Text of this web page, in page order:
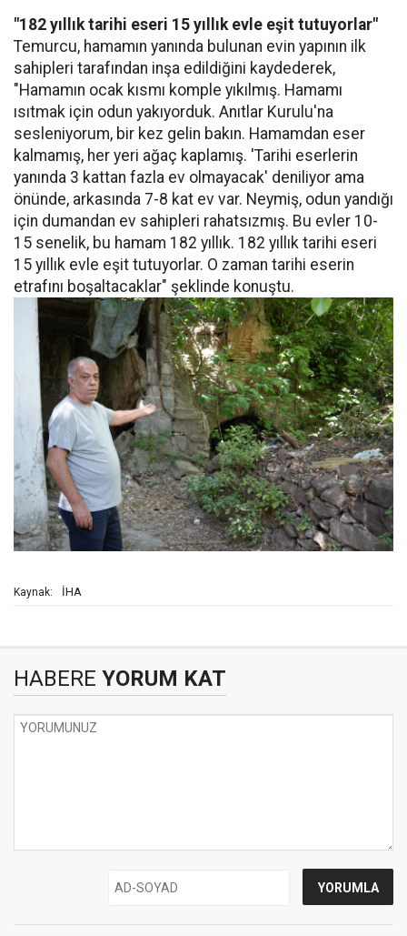
"182 yıllık tarihi eseri 15 yıllık evle eşit tutuyorlar"
Temurcu, hamamın yanında bulunan evin yapının ilk
sahipleri tarafından inşa edildiğini kaydederek,
"Hamamın ocak kısmı komple yıkılmış. Hamamı
ısıtmak için odun yakıyorduk. Anıtlar Kurulu'na
sesleniyorum, bir kez gelin bakın. Hamamdan eser
kalmamış, her yeri ağaç kaplamış. 'Tarihi eserlerin
yanında 3 kattan fazla ev olmayacak' deniliyor ama
önünde, arkasında 7-8 kat ev var. Neymiş, odun yandığı
için dumandan ev sahipleri rahatsızmış. Bu evler 10-
15 senelik, bu hamam 182 yıllık. 182 yıllık tarihi eseri
15 yıllık evle eşit tutuyorlar. O zaman tarihi eserin
etrafını boşaltacaklar" şeklinde konuştu.
Kaynak: İHA
HABERE YORUM KAT